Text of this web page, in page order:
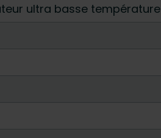
ultra basse température